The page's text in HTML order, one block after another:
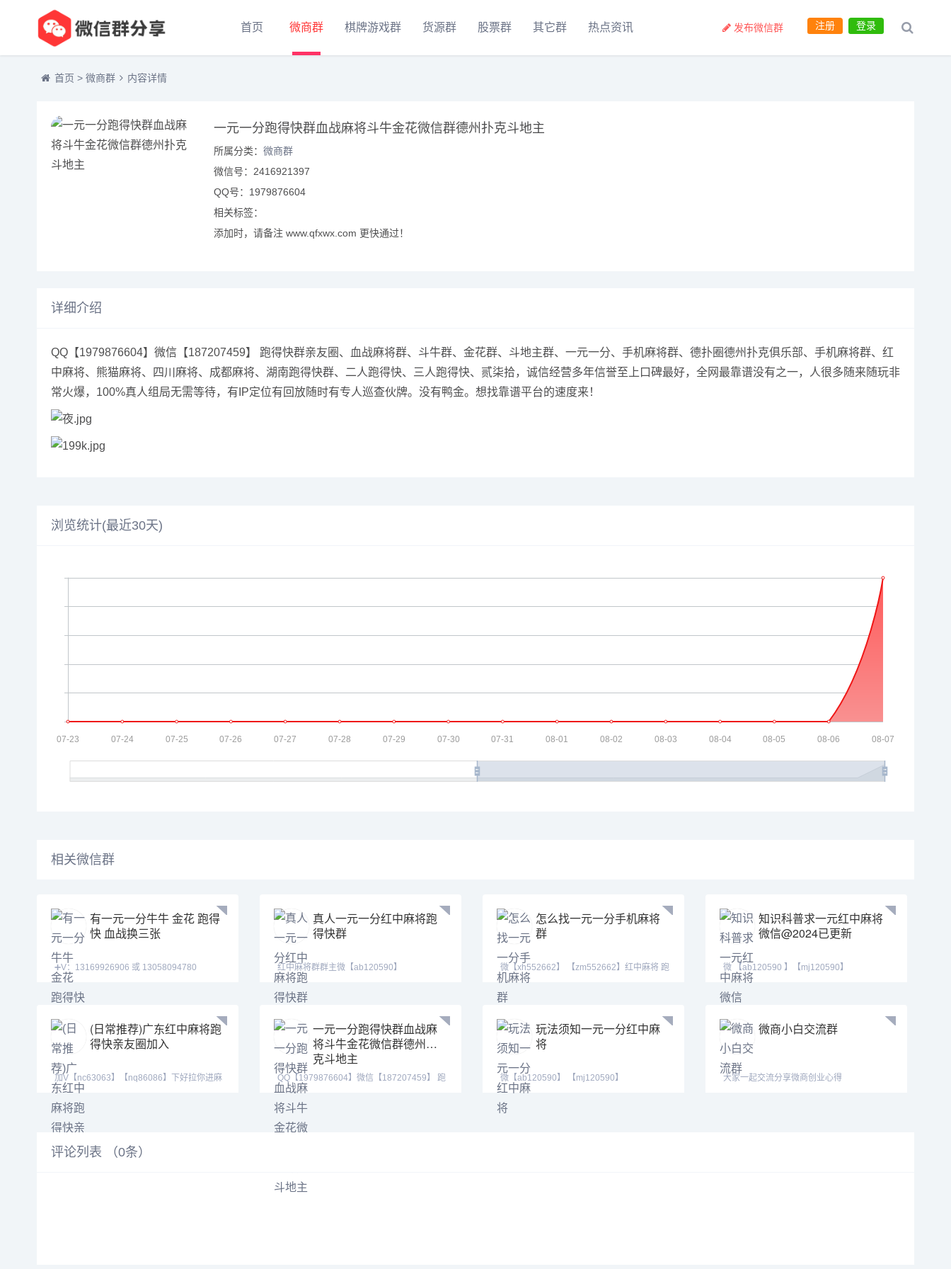
首页 微商群 棋牌游戏群 货源群 股票群 其它群 热点资讯 登录
注册
发布微信群
首页 > 微商群 内容详情
一元一分跑得快群血战麻将斗牛金花微信群德州扑克斗地主
所属分类： 微商群
微信号：2416921397
QQ号：1979876604
相关标签：
添加时，请备注 www.qfxwx.com 更快通过！
详细介绍
QQ【1979876604】微信【187207459】 跑得快群亲友圈、血战麻将群、斗牛群、金花群、斗地主群、一元一分、手机麻将群、德扑圈德州扑克俱乐部、手机麻将群、红
中麻将、熊猫麻将、四川麻将、成都麻将、湖南跑得快群、二人跑得快、三人跑得快、贰柒拾，诚信经营多年信誉至上口碑最好，全网最靠谱没有之一，人很多随来随玩非
常火爆，100%真人组局无需等待，有IP定位有回放随时有专人巡查伙牌。没有鸭金。想找靠谱平台的速度来！
浏览统计(最近30天)
相关微信群
有一元一分牛牛 金花 跑得
快 血战换三张
➕V：13169926906 或 13058094780
QQ:3122617673 玩
真人一元一分红中麻将跑
得快群
红中麻将群群主微【ab120590】
【mj120590】【tj525555
怎么找一元一分手机麻将
群
微【xh552662】 【zm552662】红中麻将 跑
得快 全天24
知识科普求一元红中麻将
微信@2024已更新
微 【ab120590 】【mj120590】
【tj525555】等风也等你
(日常推荐)广东红中麻将跑
得快亲友圈加入
加V【nc63063】【nq86086】下好拉你进麻
将,血战群。红
一元一分跑得快群血战麻
将斗牛金花微信群德州扑
克斗地主
QQ【1979876604】微信【187207459】 跑
得快群亲友圈、
玩法须知一元一分红中麻
将
微【ab120590】 【mj120590】
【tj525555】（广东一元一
微商小白交流群
大家一起交流分享微商创业心得
评论列表 （0条）